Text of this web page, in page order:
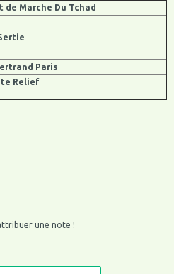
de Marche Du Tchad
Paris
Relief
une note !